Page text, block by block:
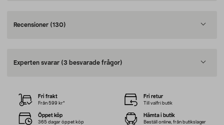
Recensioner (130)
Experten svarar (3 besvarade frågor)
Fri frakt
Från 599 kr*
Fri retur
Till valfri butik
Öppet köp
365 dagar öppet köp
Hämta i butik
Beställ online, från butikslager